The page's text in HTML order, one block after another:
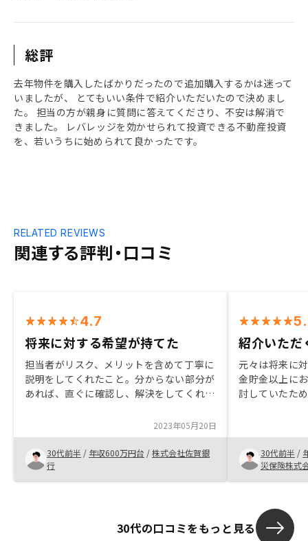
総評
去年物件を購入したばかりだったので追加購入するかは迷って
いましたが、 とてもいい条件で紹介いただいたので決めまし
た。 担当の方が親身に質問に答えてくださり、不安は解消で
きました。 レバレッジを効かせられて投資できる不動産投資
を、若いうちに始められて良かったです。
関連する評判・口コミ
RELATED REVIEWS
4.7
将来に対する希望が持てた
担当者がリスク、メリットを含めて丁寧に
説明をしてくれたこと。分からない部分が
あれば、直ぐに確認し、解決をしてくれた
資を検討していたタイミングも良かったこ
と。ウェブでの面談では少し説明時間長い
事もあったが、理解を深める意味では必要
と感じた。
2023年05月20日
30代前半 / 年収600万円台 /株式会社佐賀銀
行
紹介いただ
元々は将来に
金貯金以上に
討していたた
ことで、自身
くなる事象が
としても有用
た。
30代前半 /
災保険株式
30代の口コミをもっと見る